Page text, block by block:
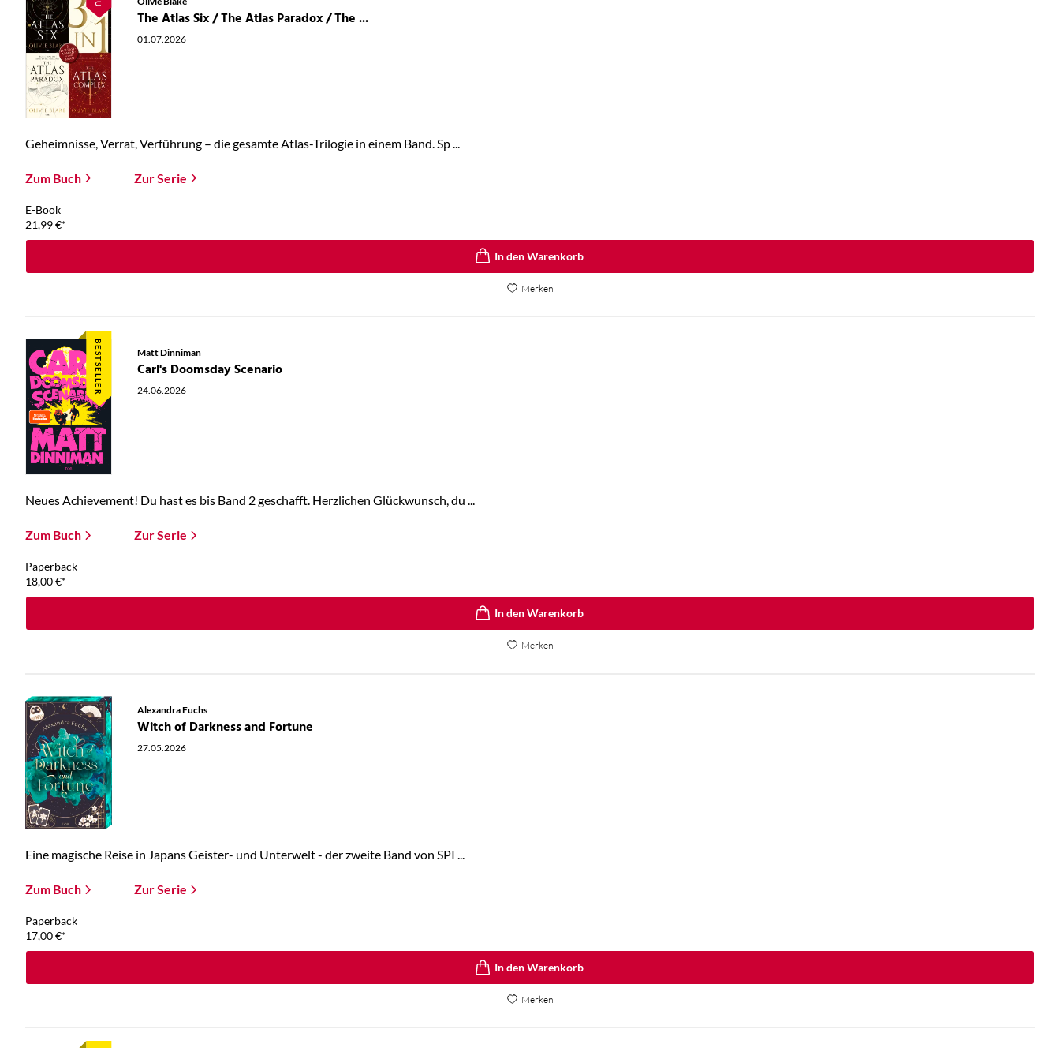
The Atlas Six / The Atlas Paradox / The ...
01.07.2026
Geheimnisse, Verrat, Verführung – die gesamte Atlas-Trilogie in einem Band. Sp ...
Zum Buch Zur Serie
E-Book
21,99€*
In den Warenkorb
Merken
BESTSELLER Matt Dinniman
Carl's Doomsday Scenario
24.06.2026
Neues Achievement! Du hast es bis Band 2 geschafft. Herzlichen Glückwunsch, du ...
Zum Buch Zur Serie
Paperback
18,00€*
In den Warenkorb
Merken
Alexandra Fuchs
Witch of Darkness and Fortune
27.05.2026
Eine magische Reise in Japans Geister- und Unterwelt - der zweite Band von SPI ...
Zum Buch Zur Serie
Paperback
17,00€*
In den Warenkorb
Merken